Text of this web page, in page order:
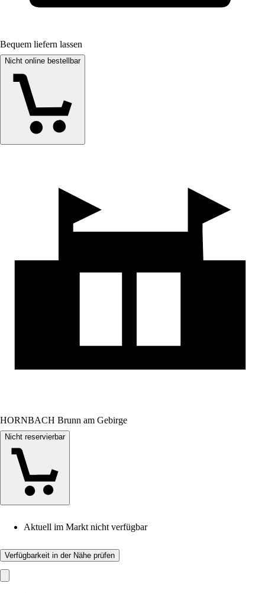
Bequem liefern lassen
Nicht online bestellbar
HORNBACH Brunn am Gebirge
Nicht reservierbar
Aktuell im Markt nicht verfügbar
Verfügbarkeit in der Nähe prüfen